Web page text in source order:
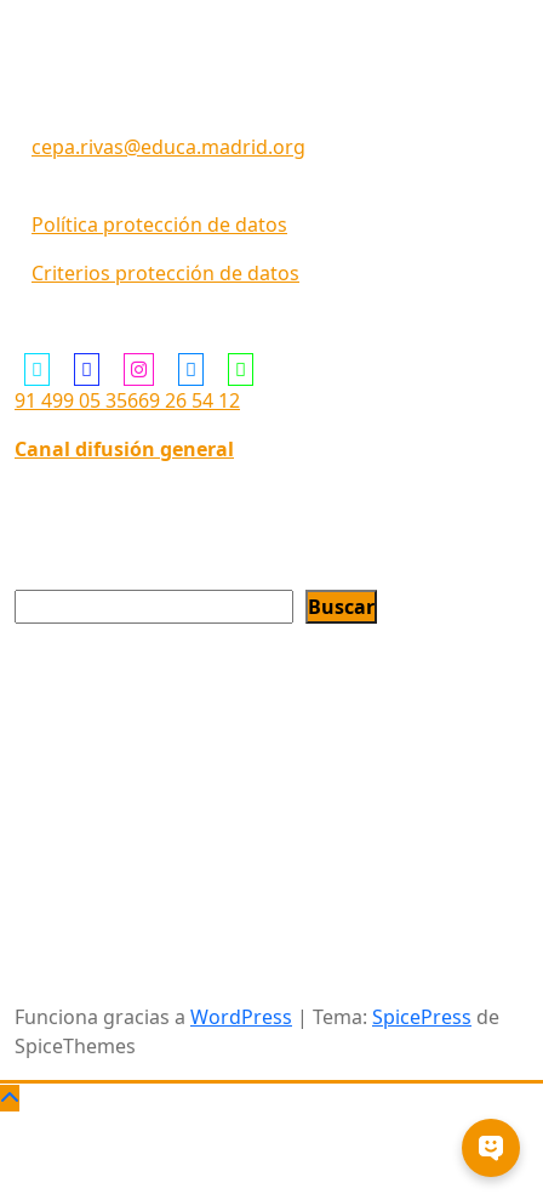
cepa.rivas@educa.madrid.org
Política protección de datos
Criterios protección de datos
91 499 05 35669 26 54 12
Canal difusión general
Buscar
Funciona gracias a WordPress | Tema: SpicePress de
SpiceThemes